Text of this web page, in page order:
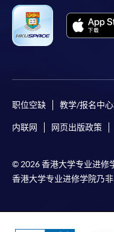
职位空缺 教学/报名中
内联网 网页出版政策
© 2026 香港大学专业进修
香港大学专业进修学院乃